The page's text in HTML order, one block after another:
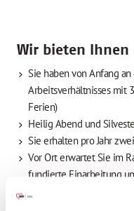
Wir bieten Ihnen
Sie haben von Anfang
Arbeitsverhältnisses mit
Ferien)
Heilig Abend und
Sie erhalten pro Jahr
Vor Ort erwartet Sie im
fundierte Einarbeitung
umfangreiches,